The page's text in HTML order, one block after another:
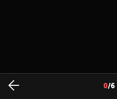
0/6